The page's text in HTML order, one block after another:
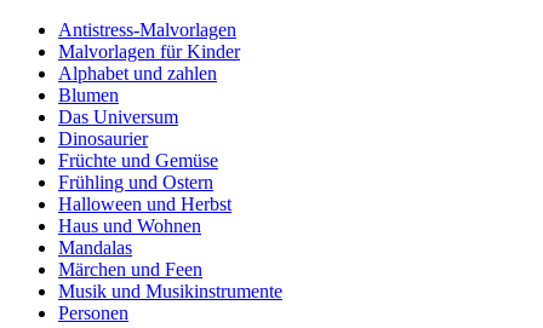
Antistress-Malvorlagen
Malvorlagen für Kinder
Alphabet und zahlen
Blumen
Das Universum
Dinosaurier
Früchte und Gemüse
Frühling und Ostern
Halloween und Herbst
Haus und Wohnen
Mandalas
Märchen und Feen
Musik und Musikinstrumente
Personen